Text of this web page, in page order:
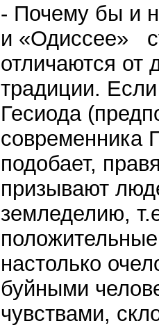
- Почему бы и
и «Одиссее»
отличаются от
традиции.
Гесиода
современника
подобает,
призывают
земледелию,
настолько
буйными
чувствами,